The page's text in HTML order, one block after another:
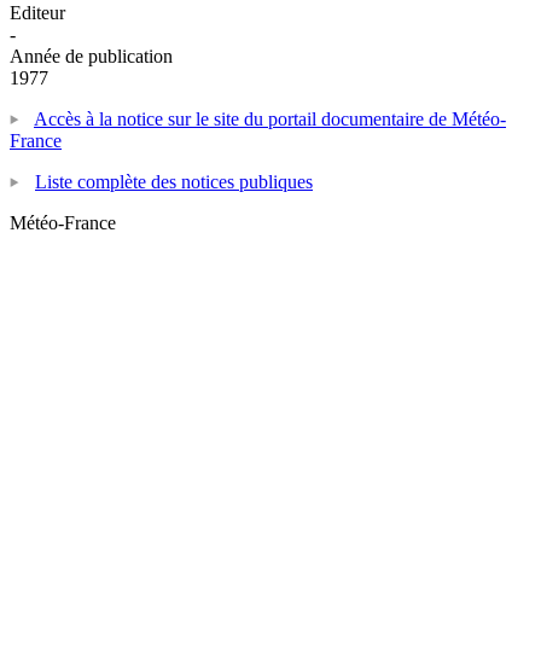
Editeur
-
Année de publication
1977
Accès à la notice sur le site du portail documentaire de Météo-
France
Liste complète des notices publiques
Météo-France